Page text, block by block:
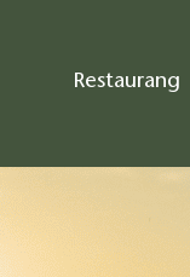
Restaurang